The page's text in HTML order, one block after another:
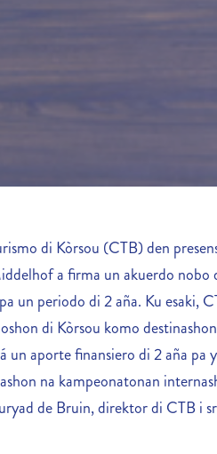
di Kòrsou (CTB) den
a firma un akuerdo nobo
un periodo di 2 aña. Ku esaki,
di Kòrsou komo destinashon
aporte finansiero di 2 aña pa
na kampeonatonan
de Bruin, direktor di CTB i